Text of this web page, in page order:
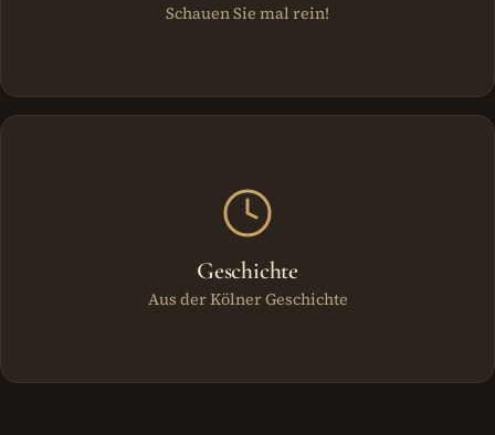
Schauen Sie mal rein!
Geschichte
Aus der Kölner Geschichte